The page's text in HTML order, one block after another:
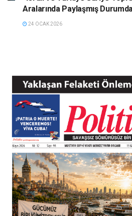
Aralarında Paylaşmış
24 OCAK 2026